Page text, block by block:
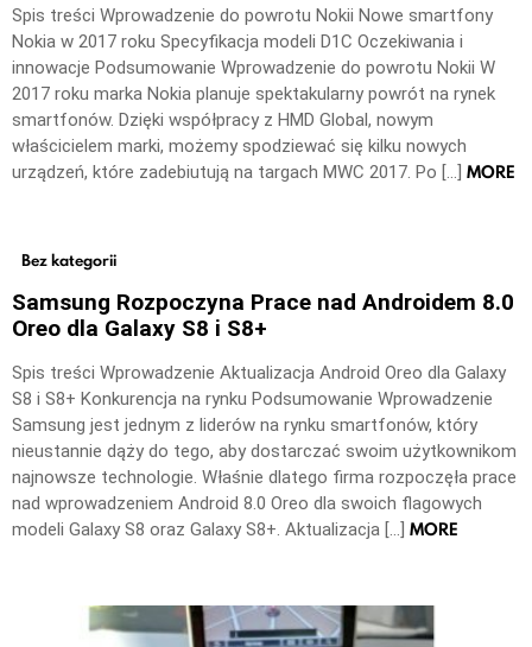
Spis treści Wprowadzenie do powrotu Nokii Nowe smartfony
Nokia w 2017 roku Specyfikacja modeli D1C Oczekiwania i
innowacje Podsumowanie Wprowadzenie do powrotu Nokii W
2017 roku marka Nokia planuje spektakularny powrót na rynek
smartfonów. Dzięki współpracy z HMD Global, nowym
właścicielem marki, możemy spodziewać się kilku nowych
urządzeń, które zadebiutują na targach MWC 2017. Po […] MORE
Bez kategorii
Samsung Rozpoczyna Prace nad Androidem 8.0
Oreo dla Galaxy S8 i S8+
Spis treści Wprowadzenie Aktualizacja Android Oreo dla Galaxy
S8 i S8+ Konkurencja na rynku Podsumowanie Wprowadzenie
Samsung jest jednym z liderów na rynku smartfonów, który
nieustannie dąży do tego, aby dostarczać swoim użytkownikom
najnowsze technologie. Właśnie dlatego firma rozpoczęła prace
nad wprowadzeniem Android 8.0 Oreo dla swoich flagowych
modeli Galaxy S8 oraz Galaxy S8+. Aktualizacja […] MORE